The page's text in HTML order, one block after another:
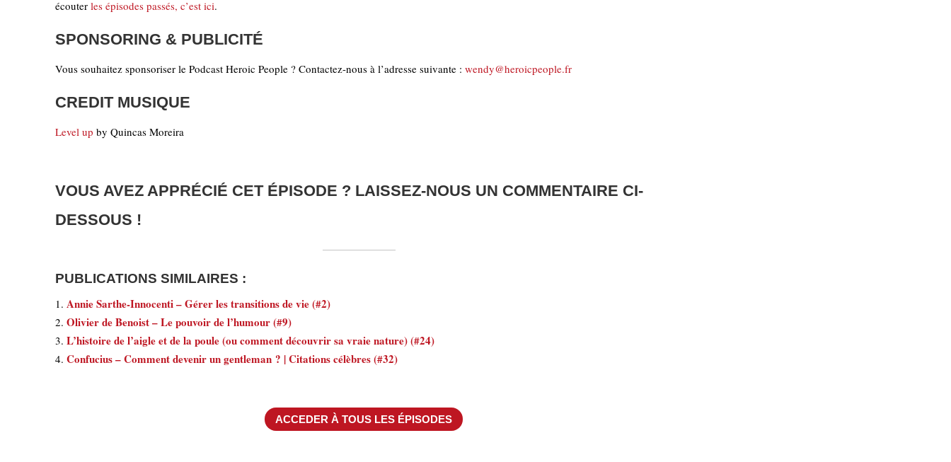
écouter les épisodes passés, c’est ici.
SPONSORING & PUBLICITÉ
Vous souhaitez sponsoriser le Podcast Heroic People ? Contactez-nous à l’adresse suivante : wendy@heroicpeople.fr
CREDIT MUSIQUE
Level up by Quincas Moreira
VOUS AVEZ APPRÉCIÉ CET ÉPISODE ? LAISSEZ-NOUS UN COMMENTAIRE CI-
DESSOUS !
PUBLICATIONS SIMILAIRES :
Annie Sarthe-Innocenti – Gérer les transitions de vie (#2)
Olivier de Benoist – Le pouvoir de l’humour (#9)
L’histoire de l’aigle et de la poule (ou comment découvrir sa vraie nature) (#24)
Confucius – Comment devenir un gentleman ? | Citations célèbres (#32)
ACCEDER À TOUS LES ÉPISODES